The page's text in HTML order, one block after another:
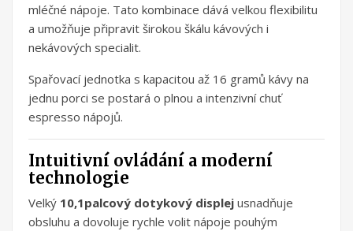
mléčné nápoje. Tato kombinace dává velkou flexibilitu
a umožňuje připravit širokou škálu kávových i
nekávových specialit.
Spařovací jednotka s kapacitou až 16 gramů kávy na
jednu porci se postará o plnou a intenzivní chuť
espresso nápojů.
Intuitivní ovládání a moderní
technologie
Velký 10,1palcový dotykový displej usnadňuje
obsluhu a dovoluje rychle volit nápoje pouhým